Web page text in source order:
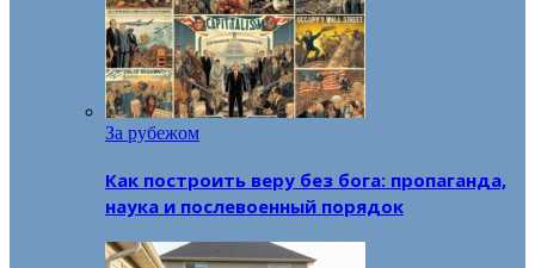
За рубежом
Как построить веру без бога: пропаганда,
наука и послевоенный порядок